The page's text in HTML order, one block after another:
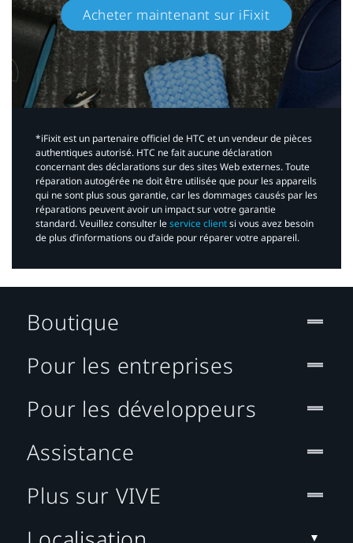
Acheter maintenant sur iFixit​
*iFixit est un partenaire officiel de HTC et un vendeur de pièces
authentiques autorisé. HTC ne fait aucune déclaration
concernant des déclarations sur des sites Web externes. Toute
réparation autogérée ne doit être utilisée que pour les appareils
qui ne sont plus sous garantie, car les dommages causés par les
réparations peuvent avoir un impact sur votre garantie
standard. Veuillez consulter leservice clientsi vous avez besoin
de plus d’informations ou d’aide pour réparer votre appareil.​
Boutique
Pour les entreprises
Pour les développeurs
Assistance
Plus sur VIVE